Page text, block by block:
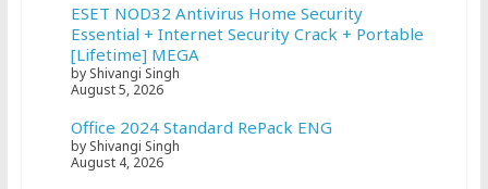
ESET NOD32 Antivirus Home Security
Essential + Internet Security Crack + Portable
[Lifetime] MEGA
by Shivangi Singh
August 5, 2026
Office 2024 Standard RePack ENG
by Shivangi Singh
August 4, 2026